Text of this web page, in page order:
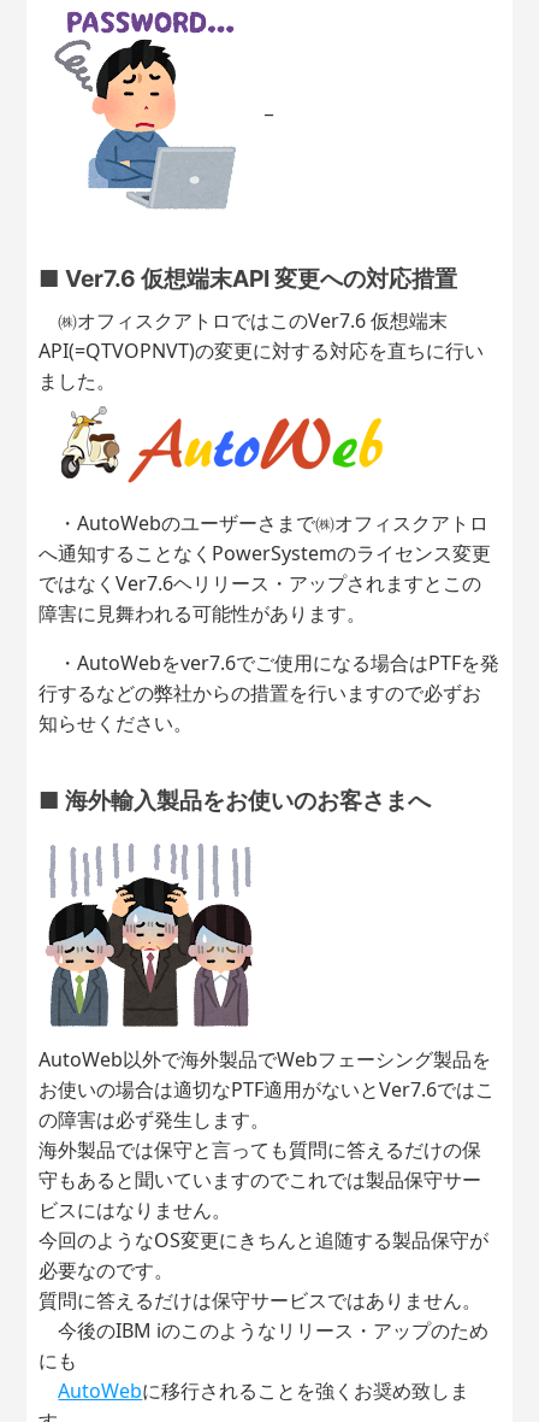
■ Ver7.6 仮想端末API 変更への対応措置
㈱オフィスクアトロではこのVer7.6 仮想端末
API(=QTVOPNVT)の変更に対する対応を直ちに行い
ました。
・AutoWebのユーザーさまで㈱オフィスクアトロ
へ通知することなくPowerSystemのライセンス変更
ではなくVer7.6ヘリリース・アップされますとこの
障害に見舞われる可能性があります。
・AutoWebをver7.6でご使用になる場合はPTFを発
行するなどの弊社からの措置を行いますので必ずお
知らせください。
■ 海外輸入製品をお使いのお客さまへ
AutoWeb以外で海外製品でWebフェーシング製品を
お使いの場合は適切なPTF適用がないとVer7.6ではこ
の障害は必ず発生します。
海外製品では保守と言っても質問に答えるだけの保
守もあると聞いていますのでこれでは製品保守サー
ビスにはなりません。
今回のようなOS変更にきちんと追随する製品保守が
必要なのです。
質問に答えるだけは保守サービスではありません。
今後のIBM iのこのようなリリース・アップのため
にも
AutoWebに移行されることを強くお奨め致しま